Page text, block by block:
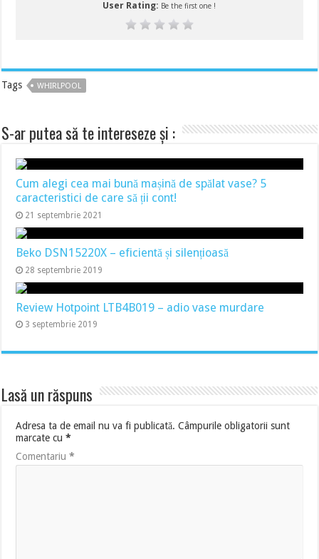
User Rating: Be the first one !
Tags WHIRLPOOL
S-ar putea să te intereseze și :
Cum alegi cea mai bună mașină de spălat vase? 5
caracteristici de care să ții cont!
21 septembrie 2021
Beko DSN15220X – eficientă și silențioasă
28 septembrie 2019
Review Hotpoint LTB4B019 – adio vase murdare
3 septembrie 2019
Lasă un răspuns
Adresa ta de email nu va fi publicată. Câmpurile obligatorii sunt
marcate cu*
Comentariu*